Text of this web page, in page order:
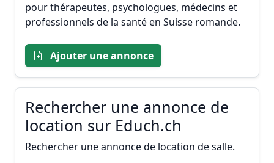
pour thérapeutes, psychologues, médecins et
professionnels de la santé en Suisse romande.
Ajouter une annonce
Rechercher une annonce de
location sur Educh.ch
Rechercher une annonce de location de salle.